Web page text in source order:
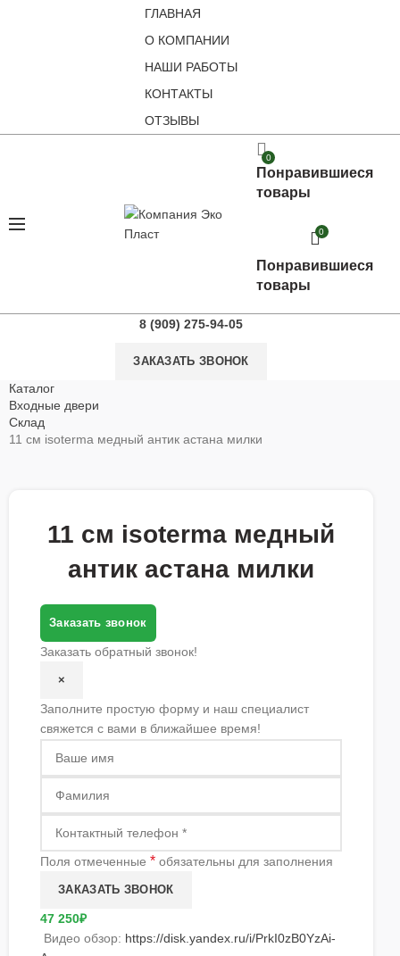
ГЛАВНАЯ
О КОМПАНИИ
НАШИ РАБОТЫ
КОНТАКТЫ
ОТЗЫВЫ
0
Понравившиеся
товары
0
Понравившиеся
товары
8 (909) 275-94-05
ЗАКАЗАТЬ ЗВОНОК
Каталог
Входные двери
Склад
11 см isoterma медный антик астана милки
11 см isoterma медный
антик астана милки
Заказать звонок
Заказать обратный звонок!
×
Заполните простую форму и наш специалист
свяжется с вами в ближайшее время!
Поля отмеченные * обязательны для заполнения
47 250₽
Видео обзор: https://disk.yandex.ru/i/PrkI0zB0YzAi-